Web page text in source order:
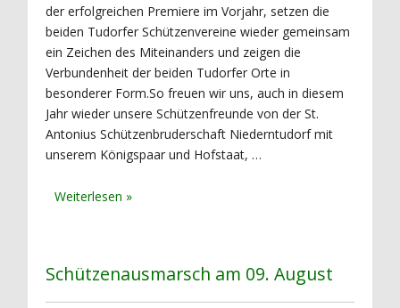
der erfolgreichen Premiere im Vorjahr, setzen die
beiden Tudorfer Schützenvereine wieder gemeinsam
ein Zeichen des Miteinanders und zeigen die
Verbundenheit der beiden Tudorfer Orte in
besonderer Form.So freuen wir uns, auch in diesem
Jahr wieder unsere Schützenfreunde von der St.
Antonius Schützenbruderschaft Niederntudorf mit
unserem Königspaar und Hofstaat, …
Schützenausmarsch am 09. August